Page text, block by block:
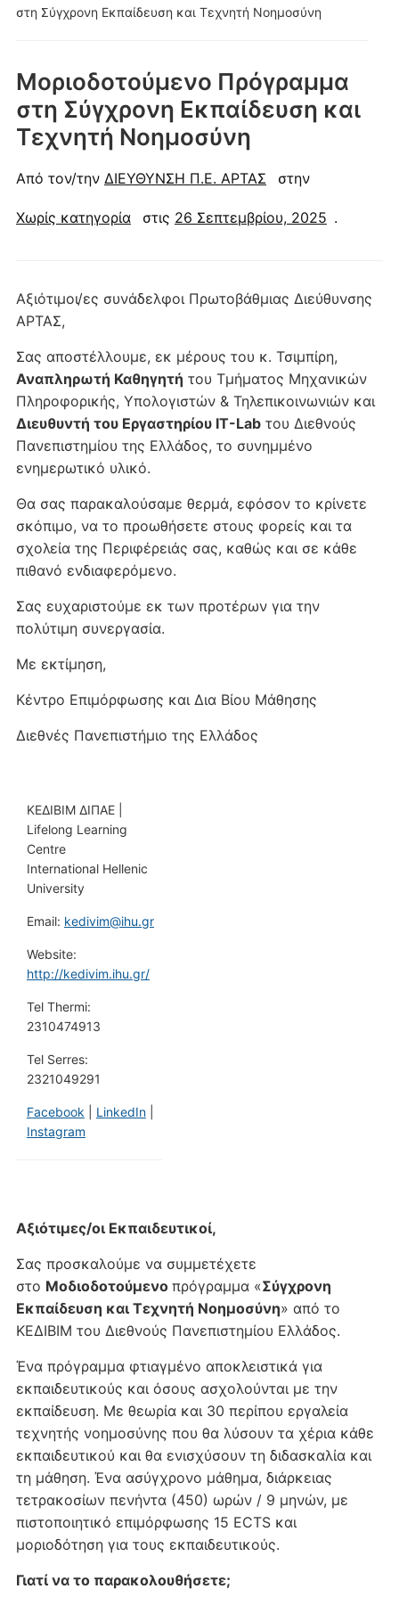
κινητά
στη Σύγχρονη Εκπαίδευση και Τεχνητή Νοημοσύνη
Μοριοδοτούμενο Πρόγραμμα
στη Σύγχρονη Εκπαίδευση και
Τεχνητή Νοημοσύνη
Από τον/την ΔΙΕΥΘΥΝΣΗ Π.Ε. ΑΡΤΑΣ στην
Χωρίς κατηγορία στις 26 Σεπτεμβρίου, 2025 .
Αξιότιμοι/ες συνάδελφοι Πρωτοβάθμιας Διεύθυνσης
ΑΡΤΑΣ,
Σας αποστέλλουμε, εκ μέρους του κ. Τσιμπίρη,
Αναπληρωτή Καθηγητή του Τμήματος Μηχανικών
Πληροφορικής, Υπολογιστών & Τηλεπικοινωνιών και
Διευθυντή του Εργαστηρίου IT-Labτου Διεθνούς
Πανεπιστημίου της Ελλάδος, το συνημμένο
ενημερωτικό υλικό.
Θα σας παρακαλούσαμε θερμά, εφόσον το κρίνετε
σκόπιμο, να το προωθήσετε στους φορείς και τα
σχολεία της Περιφέρειάς σας, καθώς και σε κάθε
πιθανό ενδιαφερόμενο.
Σας ευχαριστούμε εκ των προτέρων για την
πολύτιμη συνεργασία.
Με εκτίμηση,
Κέντρο Επιμόρφωσης και Δια Βίου Μάθησης
Διεθνές Πανεπιστήμιο της Ελλάδος
ΚΕΔΙΒΙΜ ΔΙΠΑΕ |
Lifelong Learning
Centre
International Hellenic
University
Email: kedivim@ihu.gr
Website:
http://kedivim.ihu.gr/
Tel Thermi:
2310474913
Tel Serres:
2321049291
Facebook LinkedIn|
Instagram
Αξιότιμες/οι Εκπαιδευτικοί,
Σας προσκαλούμε να συμμετέχετε
στο Μοδιοδοτούμενο πρόγραμμα «Σύγχρονη
Εκπαίδευση και Τεχνητή Νοημοσύνη» από το
ΚΕΔΙΒΙΜ του Διεθνούς Πανεπιστημίου Ελλάδος.
Ένα πρόγραμμα φτιαγμένο αποκλειστικά για
εκπαιδευτικούς και όσους ασχολούνται με την
εκπαίδευση. Με θεωρία και 30 περίπου εργαλεία
τεχνητής νοημοσύνης που θα λύσουν τα χέρια κάθε
εκπαιδευτικού και θα ενισχύσουν τη διδασκαλία και
τη μάθηση. Ένα ασύγχρονο μάθημα, διάρκειας
τετρακοσίων πενήντα (450) ωρών / 9 μηνών, με
πιστοποιητικό επιμόρφωσης 15 ECTS και
μοριοδότηση για τους εκπαιδευτικούς.
Γιατί να το παρακολουθήσετε;